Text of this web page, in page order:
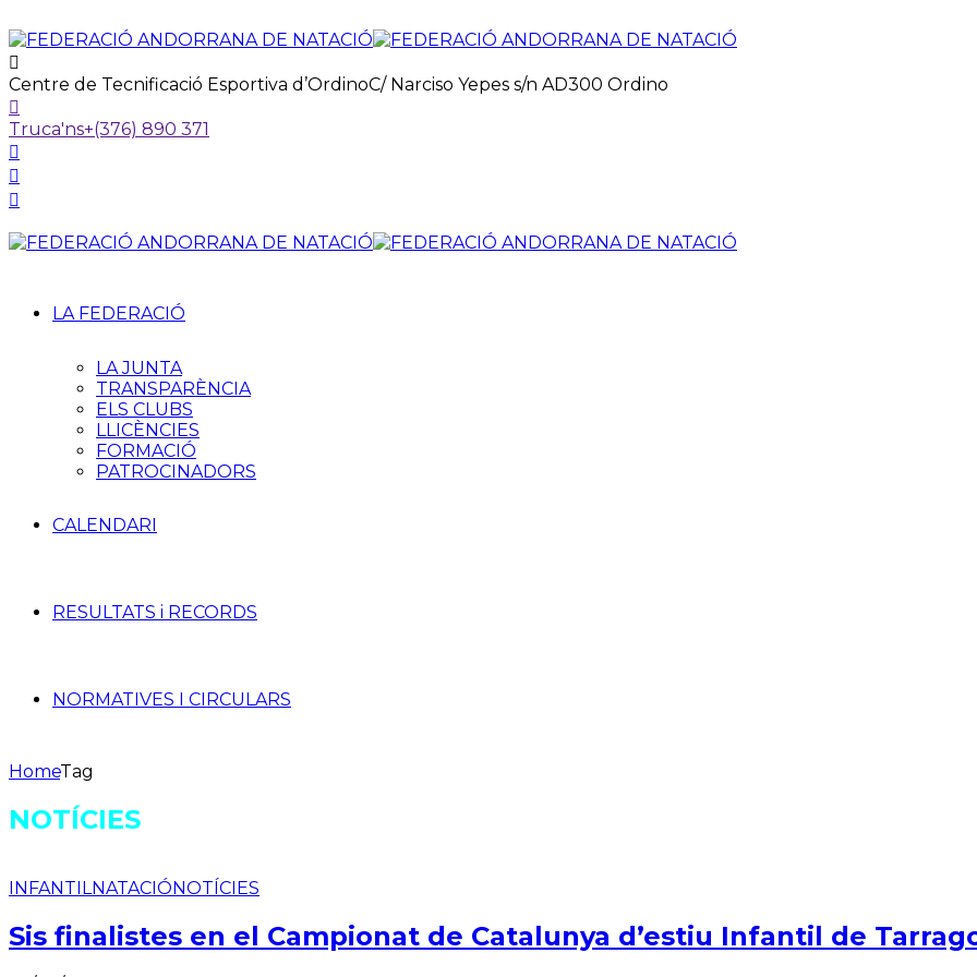
Centre de Tecnificació Esportiva d’OrdinoC/ Narciso Yepes s/n AD300 Ordino
Truca'ns+(376) 890 371
LA FEDERACIÓ
LA JUNTA
TRANSPARÈNCIA
ELS CLUBS
LLICÈNCIES
FORMACIÓ
PATROCINADORS
CALENDARI
RESULTATS i RECORDS
NORMATIVES I CIRCULARS
HomeTag
NOTÍCIES
INFANTILNATACIÓNOTÍCIES
Sis finalistes en el Campionat de Catalunya d’estiu Infantil de